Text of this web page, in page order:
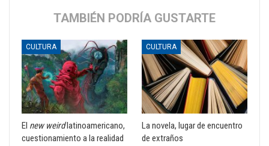
TAMBIÉN PODRÍA GUSTARTE
CULTURA
El new weirdlatinoamericano,
cuestionamiento a la realidad
CULTURA
La novela, lugar de encuentro
de extraños